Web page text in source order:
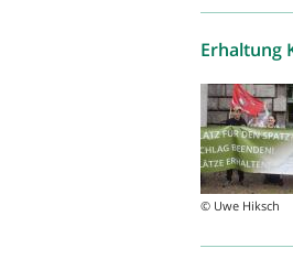
Erhaltung
© Uwe Hiksch